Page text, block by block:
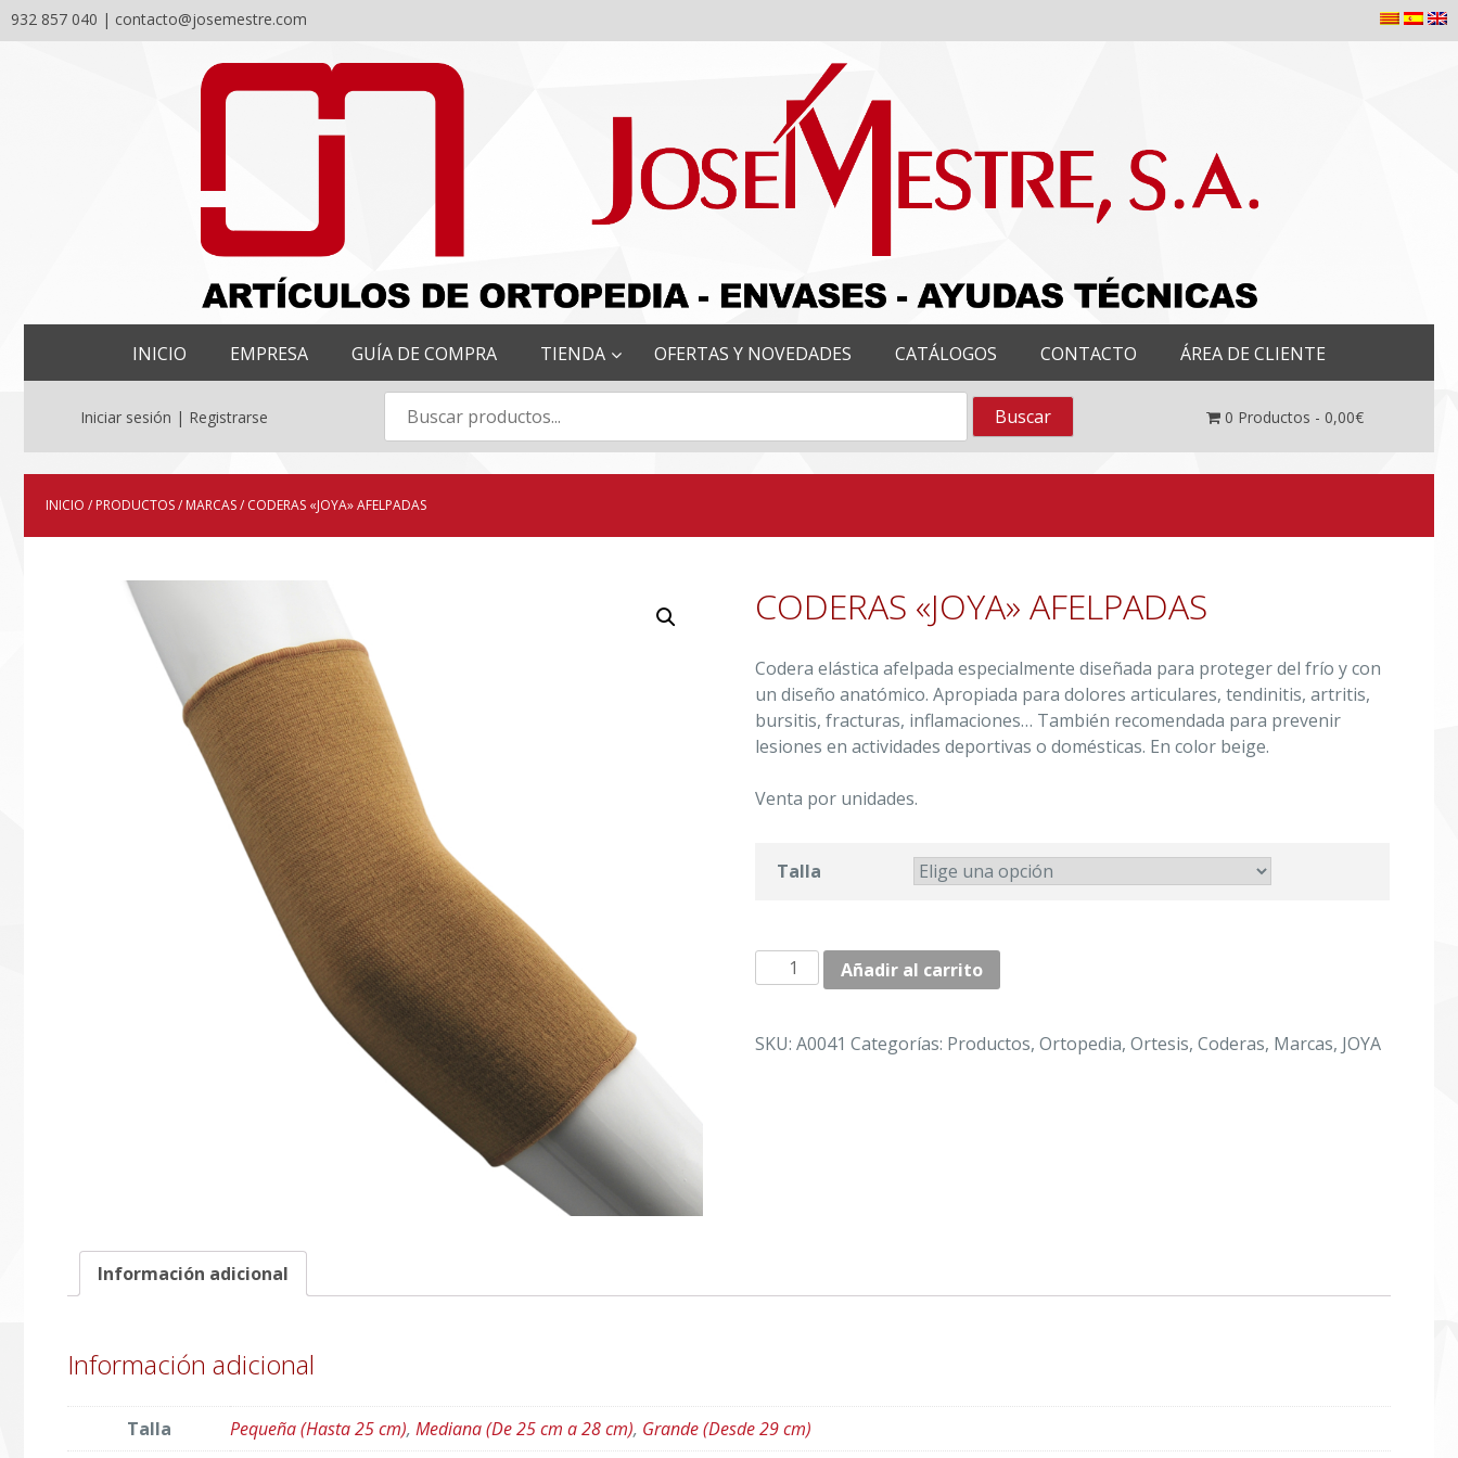
932 857 040 | contacto@josemestre.com
INICIO EMPRESA GUÍA DE COMPRA TIENDA OFERTAS Y NOVEDADES CATÁLOGOS CONTACTO ÁREA DE CLIENTE
Iniciar sesión | Registrarse 0 Productos - 0,00€
INICIO / PRODUCTOS/ MARCAS/ CODERAS «JOYA» AFELPADAS
CODERAS «JOYA» AFELPADAS
Codera elástica afelpada especialmente diseñada para proteger del frío y con
un diseño anatómico. Apropiada para dolores articulares, tendinitis, artritis,
bursitis, fracturas, inflamaciones… También recomendada para prevenir
lesiones en actividades deportivas o domésticas. En color beige.
Venta por unidades.
Talla
CODERAS
"JOYA"
cantidad
Añadir al carrito
SKU:A0041 Categorías: Productos,Ortopedia,Ortesis,Coderas, Marcas, JOYA
Información adicional
Información adicional
Talla Pequeña (Hasta 25 cm), Mediana (De 25 cm a 28 cm), Grande (Desde 29 cm)